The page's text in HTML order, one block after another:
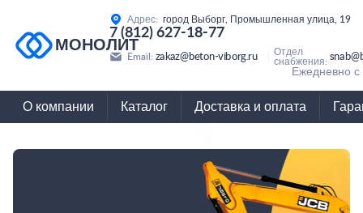
МОНОЛИТ
Адрес: город Выборг, Промышленная улица, 19
7 (812) 627-18-77
Email: zakaz@beton-viborg.ru
Отдел
снабжения:
Ежедневно
О компании Каталог Доставка и оплата